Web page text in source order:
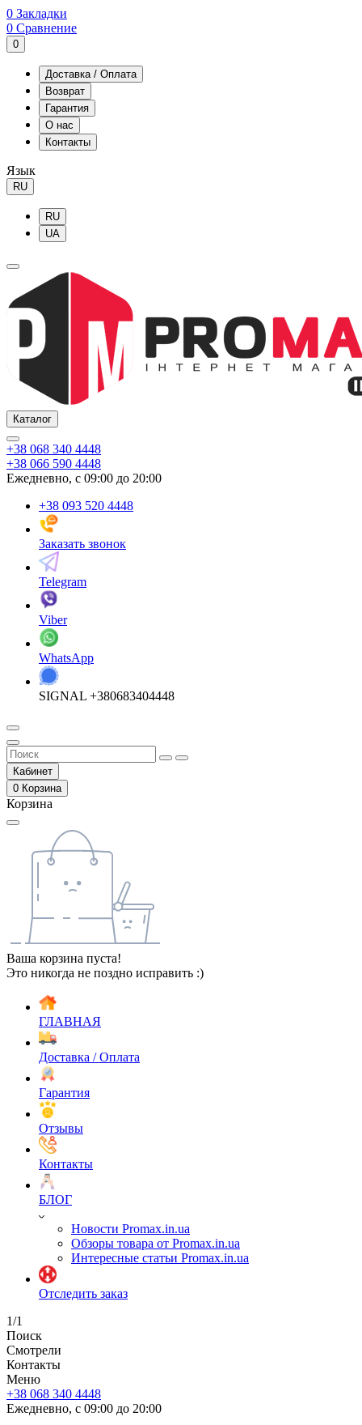
0 Закладки
0 Сравнение
0
Доставка / Оплата
Возврат
Гарантия
О нас
Контакты
Язык
RU
RU
UA
Каталог
+38 068 340 4448
+38 066 590 4448
Ежедневно, с 09:00 до 20:00
+38 093 520 4448
Заказать звонок
Telegram
Viber
WhatsApp
SIGNAL +380683404448
Кабинет
0 Корзина
Корзина
Ваша корзина пуста!
Это никогда не поздно исправить :)
ГЛАВНАЯ
Доставка / Оплата
Гарантия
Отзывы
Контакты
БЛОГ
Новости Promax.in.ua
Обзоры товара от Promax.in.ua
Интересные статьи Promax.in.ua
Отследить заказ
1/1
Поиск
Смотрели
Контакты
Меню
+38 068 340 4448
Ежедневно, с 09:00 до 20:00